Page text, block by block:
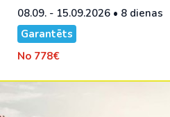
08.09. - 15.09.2026 • 8 dienas
Garantēts
No 778€